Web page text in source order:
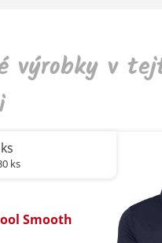
výrobky v
ks
Smooth